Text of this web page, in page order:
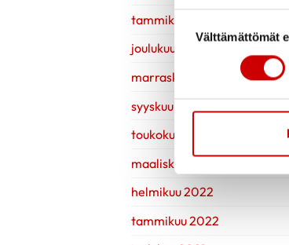
Suostumuksen valinta
Välttämättömät
tammikuu 2023
joulukuu 2022
marraskuu 2022
syyskuu 2022
toukokuu 2022
maaliskuu 2022
helmikuu 2022
tammikuu 2022